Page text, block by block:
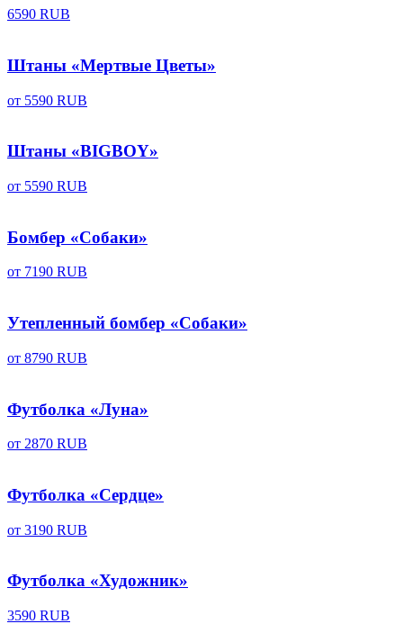
6590 RUB
Штаны «Мертвые Цветы»
от 5590 RUB
Штаны «BIGBOY»
от 5590 RUB
Бомбер «Собаки»
от 7190 RUB
Утепленный бомбер «Собаки»
от 8790 RUB
Футболка «Луна»
от 2870 RUB
Футболка «Сердце»
от 3190 RUB
Футболка «Художник»
3590 RUB